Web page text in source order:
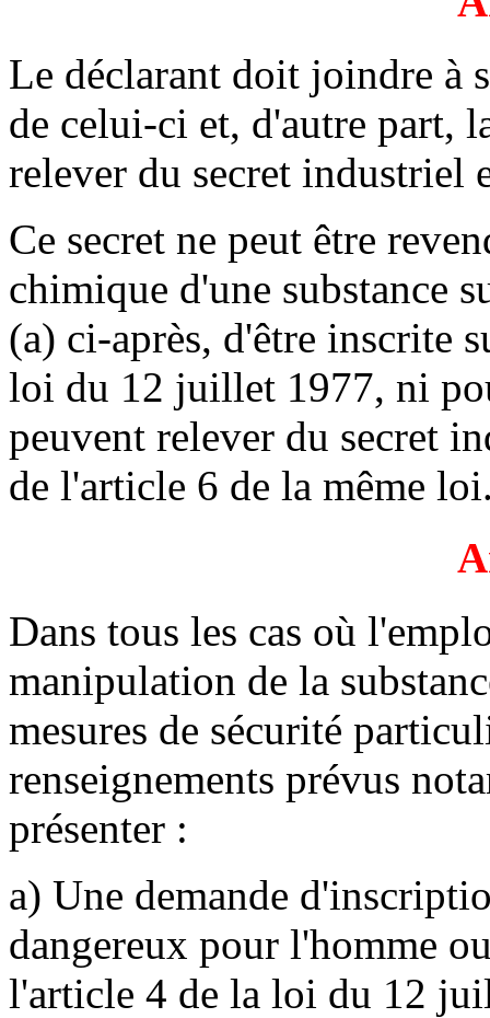
Le déclarant doit joindre à
de celui-ci et, d'autre part,
relever du secret industriel
Ce secret ne peut être
chimique d'une substance
(a) ci-après, d'être inscrite
loi du 12 juillet 1977, ni
peuvent relever du secret
de l'article 6 de la même
Dans tous les cas où
manipulation de la
mesures de sécurité
renseignements prévus
présenter :
a) Une demande
dangereux pour l'homme
l'article 4 de la loi du 12